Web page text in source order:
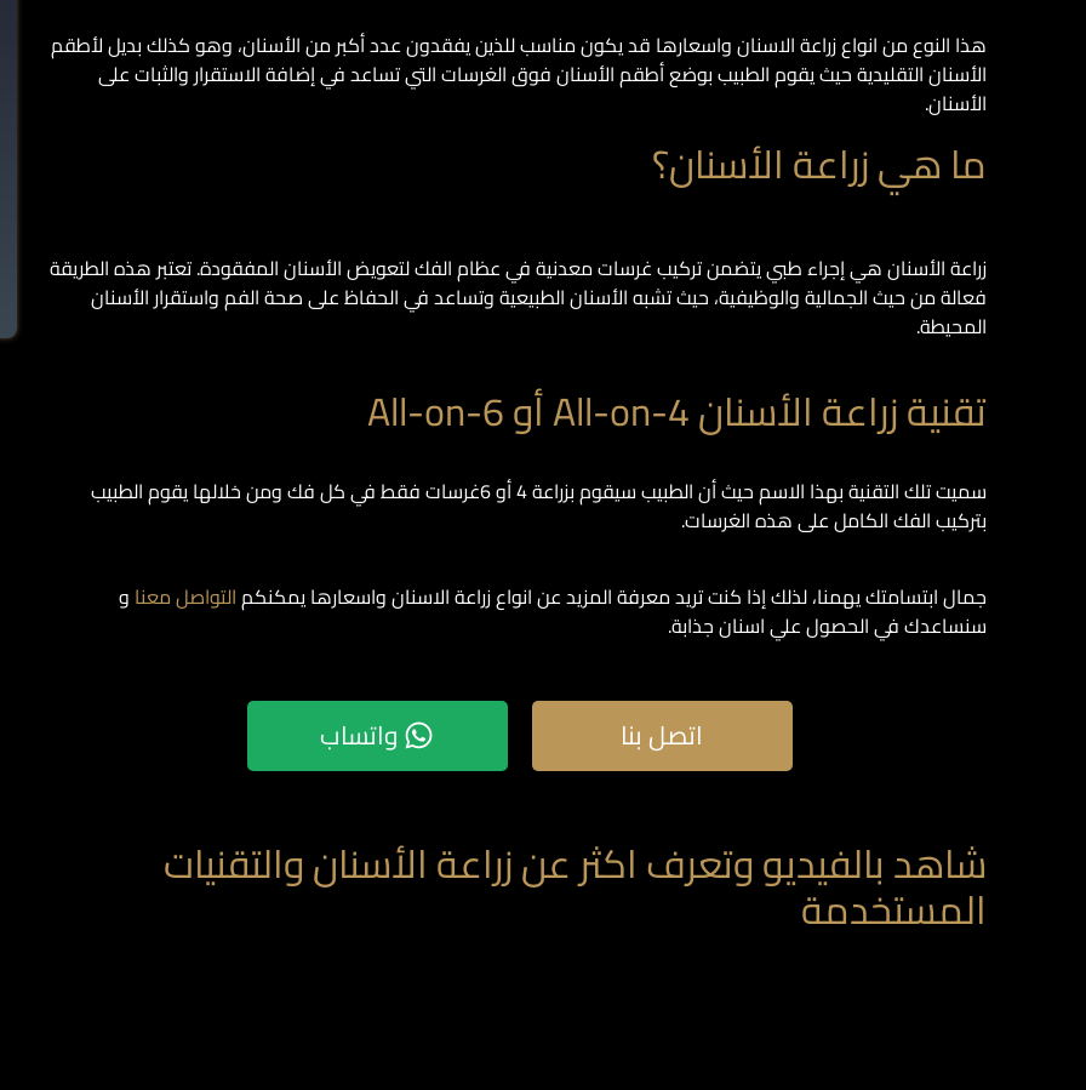
هذا النوع من انواع زراعة الاسنان واسعارها قد يكون مناسب للذين يفقدون عدد أكبر من الأسنان، وهو كذلك بديل لأطقم
الأسنان التقليدية حيث يقوم الطبيب بوضع أطقم الأسنان فوق الغرسات التي تساعد في إضافة الاستقرار والثبات على
الأسنان.
ما هي زراعة الأسنان؟
زراعة الأسنان هي إجراء طبي يتضمن تركيب غرسات معدنية في عظام الفك لتعويض الأسنان المفقودة. تعتبر هذه الطريقة
فعالة من حيث الجمالية والوظيفية، حيث تشبه الأسنان الطبيعية وتساعد في الحفاظ على صحة الفم واستقرار الأسنان
المحيطة.
تقنية زراعة الأسنان All-on-4 أو All-on-6
سميت تلك التقنية بهذا الاسم حيث أن الطبيب سيقوم بزراعة 4 أو 6غرسات فقط في كل فك ومن خلالها يقوم الطبيب
بتركيب الفك الكامل على هذه الغرسات.
جمال ابتسامتك يهمنا، لذلك إذا كنت تريد معرفة المزيد عن انواع زراعة الاسنان واسعارها يمكنكمالتواصل معنا و
سنساعدك في الحصول علي اسنان جذابة.
اتصل بنا واتساب
شاهد بالفيديو وتعرف اكثر عن زراعة الأسنان والتقنيات
المستخدمة